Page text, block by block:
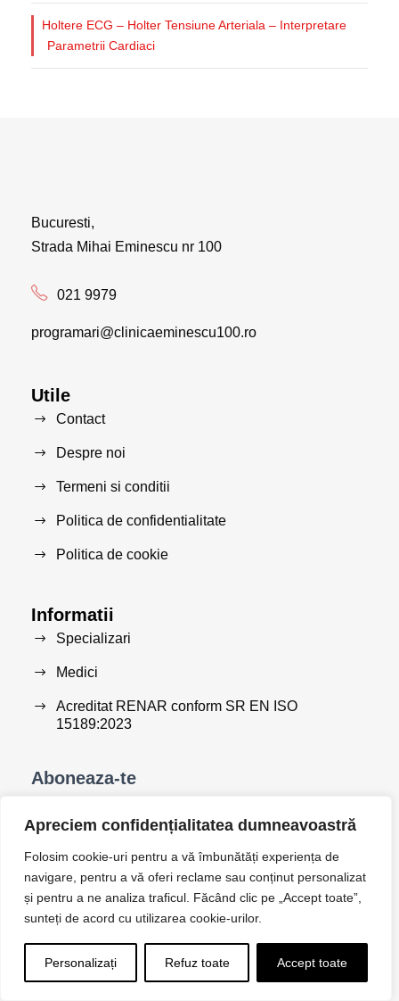
Apreciem confidențialitatea dumneavoastră
Folosim cookie-uri pentru a vă îmbunătăți experiența de
navigare, pentru a vă oferi reclame sau conținut personalizat
și pentru a ne analiza traficul. Făcând clic pe „Accept toate”,
sunteți de acord cu utilizarea cookie-urilor.
Personalizați Refuz toate Accept toate
Holtere ECG – Holter Tensiune Arteriala – Interpretare
Parametrii Cardiaci
Bucuresti,
Strada Mihai Eminescu nr 100
021 9979
programari@clinicaeminescu100.ro
Utile
Contact
Despre noi
Termeni si conditii
Politica de confidentialitate
Politica de cookie
Informatii
Specializari
Medici
Acreditat RENAR conform SR EN ISO
15189:2023
Aboneaza-te
Sunt de acord sa primesc comunicari comerciale,
mesaje promotionale si noutati din partea Clinicii